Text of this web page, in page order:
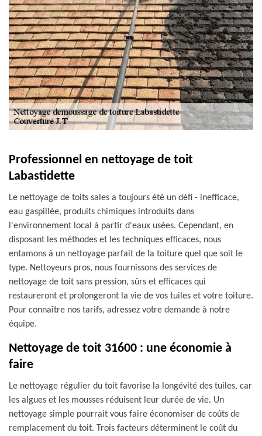
Professionnel en nettoyage de toit
Labastidette
Le nettoyage de toits sales a toujours été un défi - inefficace,
eau gaspillée, produits chimiques introduits dans
l'environnement local à partir d'eaux usées. Cependant, en
disposant les méthodes et les techniques efficaces, nous
entamons à un nettoyage parfait de la toiture quel que soit le
type. Nettoyeurs pros, nous fournissons des services de
nettoyage de toit sans pression, sûrs et efficaces qui
restaureront et prolongeront la vie de vos tuiles et votre toiture.
Pour connaître nos tarifs, adressez votre demande à notre
équipe.
Nettoyage de toit 31600 : une économie à
faire
Le nettoyage régulier du toit favorise la longévité des tuiles, car
les algues et les mousses réduisent leur durée de vie. Un
nettoyage simple pourrait vous faire économiser de coûts de
remplacement du toit. Trois facteurs déterminent le coût du